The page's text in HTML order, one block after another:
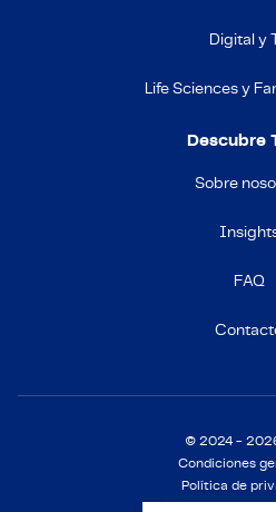
Digital y
Life Sciences y
Descubre
Sobre
FAQ
© 2024 -
Condiciones
Política de